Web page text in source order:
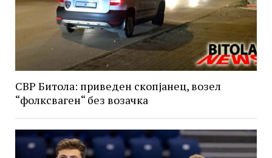
СВР Битола: приведен скопјанец, возел
“фолксваген“ без возачка